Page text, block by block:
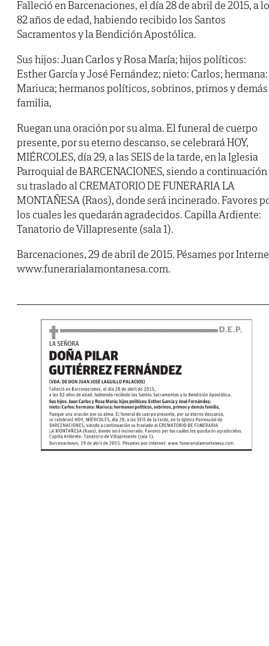
Falleció en Barcenaciones, el día 28 de abril de 2015, a
82 años de edad, habiendo recibido los Santos
Sacramentos y la Bendición Apostólica.
Sus hijos: Juan Carlos y Rosa María; hijos políticos:
Esther García y José Fernández; nieto: Carlos; hermana:
Mariuca; hermanos políticos, sobrinos, primos y demás
familia,
Ruegan una oración por su alma. El funeral de cuerpo
presente, por su eterno descanso, se celebrará HOY,
MIÉRCOLES, día 29, a las SEIS de la tarde, en la Iglesia
Parroquial de BARCENACIONES, siendo a continuación
su traslado al CREMATORIO DE FUNERARIA LA
MONTAÑESA (Raos), donde será incinerado. Favores
los cuales les quedarán agradecidos. Capilla Ardiente:
Tanatorio de Villapresente (sala 1).
Barcenaciones, 29 de abril de 2015. Pésames por
www.funerarialamontanesa.com.